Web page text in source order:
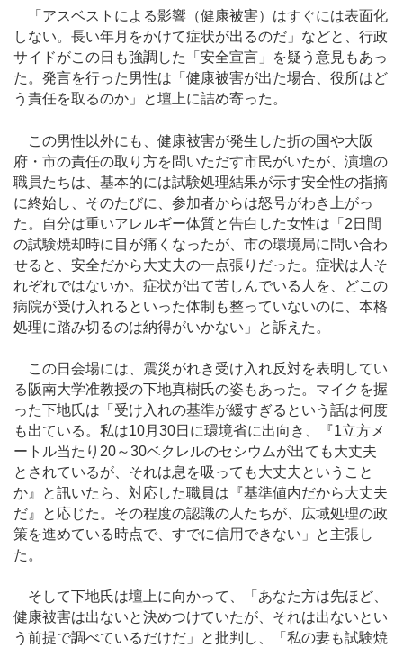
「アスベストによる影響（健康被害）はすぐには表面化
しない。長い年月をかけて症状が出るのだ」などと、行政
サイドがこの日も強調した「安全宣言」を疑う意見もあっ
た。発言を行った男性は「健康被害が出た場合、役所はど
う責任を取るのか」と壇上に詰め寄った。
この男性以外にも、健康被害が発生した折の国や大阪
府・市の責任の取り方を問いただす市民がいたが、演壇の
職員たちは、基本的には試験処理結果が示す安全性の指摘
に終始し、そのたびに、参加者からは怒号がわき上がっ
た。自分は重いアレルギー体質と告白した女性は「2日間
の試験焼却時に目が痛くなったが、市の環境局に問い合わ
せると、安全だから大丈夫の一点張りだった。症状は人そ
れぞれではないか。症状が出て苦しんでいる人を、どこの
病院が受け入れるといった体制も整っていないのに、本格
処理に踏み切るのは納得がいかない」と訴えた。
この日会場には、震災がれき受け入れ反対を表明してい
る阪南大学准教授の下地真樹氏の姿もあった。マイクを握
った下地氏は「受け入れの基準が緩すぎるという話は何度
も出ている。私は10月30日に環境省に出向き、『1立方メ
ートル当たり20～30ベクレルのセシウムが出ても大丈夫
とされているが、それは息を吸っても大丈夫ということ
か』と訊いたら、対応した職員は『基準値内だから大丈夫
だ』と応じた。その程度の認識の人たちが、広域処理の政
策を進めている時点で、すでに信用できない」と主張し
た。
そして下地氏は壇上に向かって、「あなた方は先ほど、
健康被害は出ないと決めつけていたが、それは出ないとい
う前提で調べているだけだ」と批判し、「私の妻も試験焼